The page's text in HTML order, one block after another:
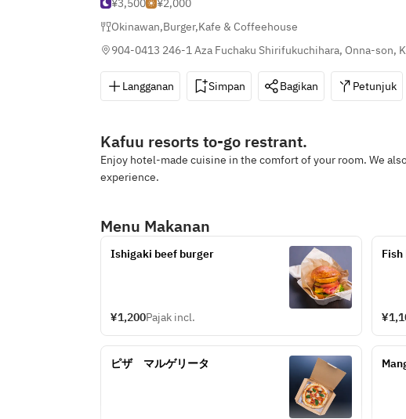
¥3,500
¥2,000
Okinawan,Burger,Kafe & Coffeehouse
904-0413 246-1 Aza Fuchaku Shirifukuchihara, Onna-son,
Langganan Simpan Bagikan Petunjuk
Kafuu resorts to-go restrant.
Enjoy hotel-made cuisine in the comfort of your room. We
experience.
Menu Makanan
Ishigaki beef burger
¥1,200Pajak incl.
ピザ　マルゲリータ